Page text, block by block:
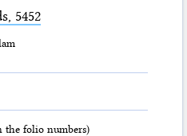
5452
the folio numbers)